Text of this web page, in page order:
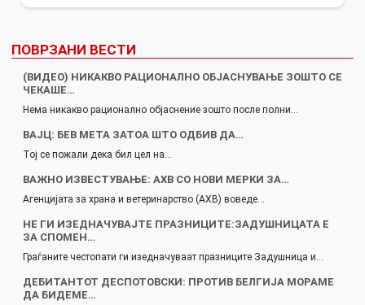
ПОВРЗАНИ ВЕСТИ
(ВИДЕО) НИКАКВО РАЦИОНАЛНО ОБЈАСНУВАЊЕ ЗОШТО СЕ
ЧЕКАШЕ…
Нема никакво рационално објаснение зошто после полни…
ВАЈЦ: БЕВ МЕТА ЗАТОА ШТО ОДБИВ ДА…
Тој се пожали дека бил цел на…
ВАЖНО ИЗВЕСТУВАЊЕ: АХВ СО НОВИ МЕРКИ ЗА…
Агенцијата за храна и ветеринарство (АХВ) воведе…
НЕ ГИ ИЗЕДНАЧУВАЈТЕ ПРАЗНИЦИТЕ:ЗАДУШНИЦАТА Е
ЗА СПОМЕН…
Граѓаните честопати ги изедначуваат празниците Задушница и…
ДЕБИТАНТОТ ДЕСПОТОВСКИ: ПРОТИВ БЕЛГИЈА МОРАМЕ
ДА БИДЕМЕ…